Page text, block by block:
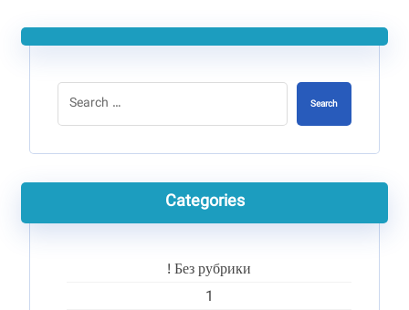
Search
Categories
! Без рубрики
1